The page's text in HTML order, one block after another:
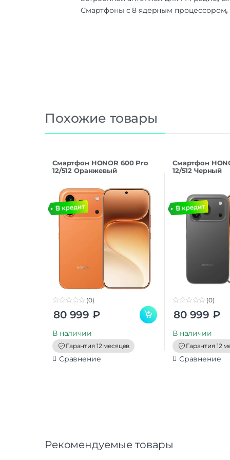
Смартфоны с 8 ядерным процессором,
Похожие товары
Смартфон HONOR 600 Pro
12/512 Оранжевый
o
o
(0)
80 999 ₽
В наличии
Гарантия 12 месяцев
Сравнение
Смартфон
12/512 Черный
o
o
(0)
80 999 ₽
В наличии
Гарантия 12
Сравнение
Рекомендуемые товары